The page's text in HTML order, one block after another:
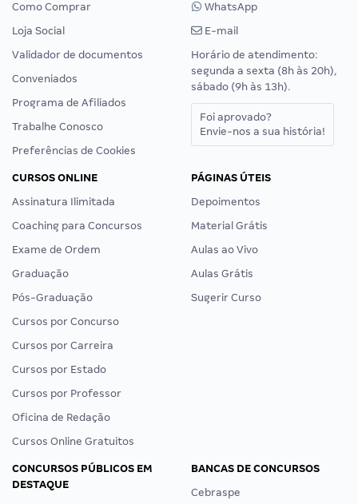
Como Comprar
Loja Social
Validador de documentos
Conveniados
Programa de Afiliados
Trabalhe Conosco
Preferências de Cookies
WhatsApp
E-mail
Horário de atendimento:
segunda a sexta (8h às 20h),
sábado (9h às 13h).
Foi aprovado?
Envie-nos a sua história!
CURSOS ONLINE
Assinatura Ilimitada
Coaching para Concursos
Exame de Ordem
Graduação
Pós-Graduação
Cursos por Concurso
Cursos por Carreira
Cursos por Estado
Cursos por Professor
Oficina de Redação
Cursos Online Gratuitos
PÁGINAS ÚTEIS
Depoimentos
Material Grátis
Aulas ao Vivo
Aulas Grátis
Sugerir Curso
CONCURSOS PÚBLICOS EM
DESTAQUE
BANCAS DE CONCURSOS
Cebraspe